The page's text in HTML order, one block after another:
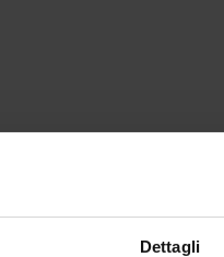
Dettagli